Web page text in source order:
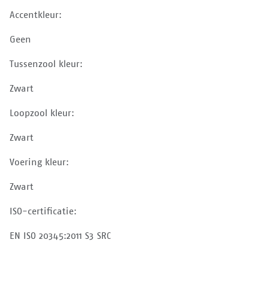
Accentkleur:
Geen
Tussenzool kleur:
Zwart
Loopzool kleur:
Zwart
Voering kleur:
Zwart
ISO-certificatie:
EN ISO 20345:2011 S3 SRC